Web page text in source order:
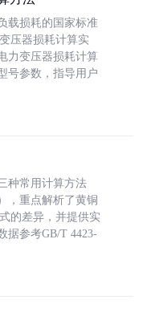
载损耗的国家标准
压器损耗计算实
力变压器损耗计算
号参数，指导用户
种常用计算方法
，重点解析了黄铜
的差异，并提供实
据参考GB/T 4423-